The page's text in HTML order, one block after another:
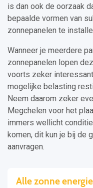
is dan ook de oorzaak
bepaalde vormen van
zonnepanelen te
Wanneer je meerdere
zonnepanelen lopen
voorts zeker
mogelijke belasting
Neem daarom zeker
Megchelen voor het
immers wellicht
komen, dit kun je bij de
aanvragen.
Alle zonne